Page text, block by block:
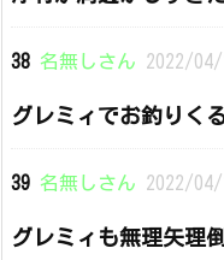
38 名無しさん 2022/
グレミィでお釣りく
39 名無しさん 2022/
グレミィも無理矢理